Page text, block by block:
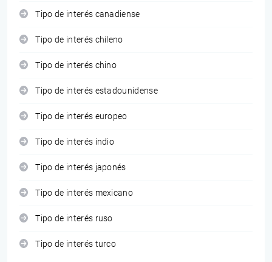
Tipo de interés canadiense
Tipo de interés chileno
Tipo de interés chino
Tipo de interés estadounidense
Tipo de interés europeo
Tipo de interés indio
Tipo de interés japonés
Tipo de interés mexicano
Tipo de interés ruso
Tipo de interés turco